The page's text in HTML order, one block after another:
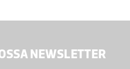
NEWSLETTER